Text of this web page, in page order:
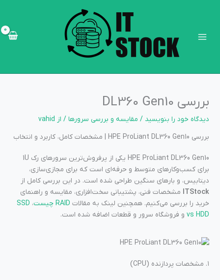
بررسی DL360 Gen10
دیدگاه‌ خود را بنویسید / مقایسه و بررسی سرورها/ از vahid
بررسی HPE ProLiant DL360 Gen10 | مشخصات کامل، کاربرد و انتخاب
HPE ProLiant DL360 Gen10 یکی از پرفروش‌ترین سرورهای رک 1U
برای کسب‌وکارهای متوسط و حرفه‌ای است که برای مجازی‌سازی،
دیتابیس، و بارهای سنگین طراحی شده است. در این بررسی کامل از
ITStock مشخصات فنی، پشتیبانی سخت‌افزاری، مقایسه و راهنمای
خرید را بررسی می‌کنیم. همچنین لینک به مقالات RAID چیست ، SSD
vs HDDو فروشگاه سرور و قطعات اضافه شده است.
۱. مشخصات پردازنده (CPU)